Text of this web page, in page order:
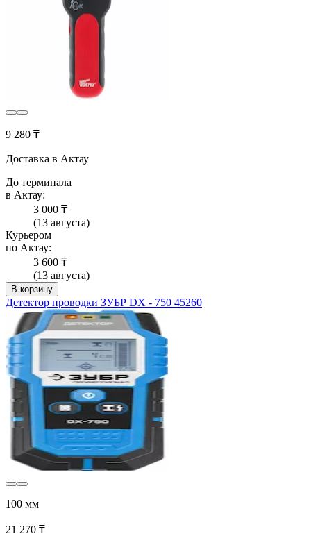
9 280 ₸
Доставка в Актау
До терминала
в Актау:
3 000 ₸
(13 августа)
Курьером
по Актау:
3 600 ₸
(13 августа)
В корзину
Детектор проводки ЗУБР DX - 750 45260
100 мм
21 270 ₸